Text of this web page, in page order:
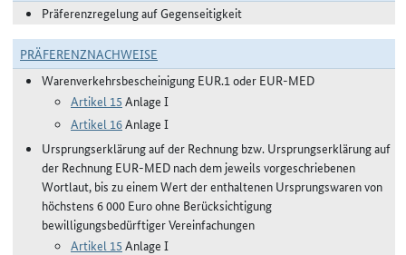
Präferenzregelung auf Gegenseitigkeit
PRÄFERENZNACHWEISE
Warenverkehrsbescheinigung EUR.1 oder EUR-MED
Artikel 15 Anlage I
Artikel 16Anlage I
Ursprungserklärung auf der Rechnung bzw. Ursprungserklärung auf
der Rechnung EUR-MED nach dem jeweils vorgeschriebenen
Wortlaut, bis zu einem Wert der enthaltenen Ursprungswaren von
höchstens 6 000 Euro ohne Berücksichtigung
bewilligungsbedürftiger Vereinfachungen
Artikel 15 Anlage I